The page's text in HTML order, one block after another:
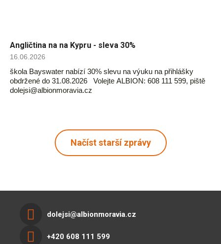
Angličtina na na Kypru - sleva 30%
16.06.2026
škola Bayswater nabízí 30% slevu na výuku na přihlášky
obdržené do 31.08.2026 Volejte ALBION: 608 111 599, piště
dolejsi@albionmoravia.cz
Načíst starší zprávy
dolejsi@albionmoravia.cz
+420 608 111 599